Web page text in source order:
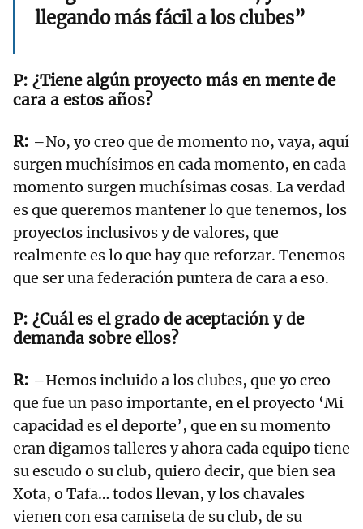
llegando más fácil a los clubes”
¿Tiene algún proyecto más en mente de
cara a estos años?
–No, yo creo que de momento no, vaya, aquí
surgen muchísimos en cada momento, en cada
momento surgen muchísimas cosas. La verdad
es que queremos mantener lo que tenemos, los
proyectos inclusivos y de valores, que
realmente es lo que hay que reforzar. Tenemos
que ser una federación puntera de cara a eso.
¿Cuál es el grado de aceptación y de
demanda sobre ellos?
–Hemos incluido a los clubes, que yo creo
que fue un paso importante, en el proyecto ‘Mi
capacidad es el deporte’, que en su momento
eran digamos talleres y ahora cada equipo tiene
su escudo o su club, quiero decir, que bien sea
Xota, o Tafa… todos llevan, y los chavales
vienen con esa camiseta de su club, de su